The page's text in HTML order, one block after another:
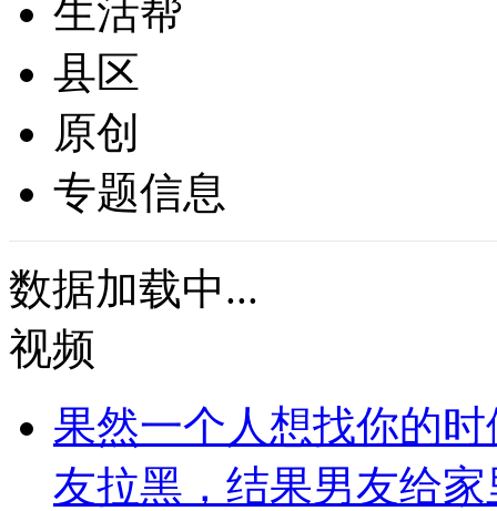
生活帮
县区
原创
专题信息
数据加载中...
视频
果然一个人想找你的
友拉黑，结果男友给